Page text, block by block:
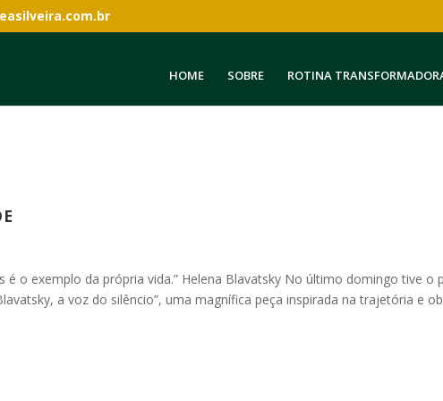
HOME SOBRE ROTINA
é o exemplo da própria vida.” Helena Blavatsky No último domingo tive o
a voz do silêncio”, uma magnífica peça inspirada na trajetória e